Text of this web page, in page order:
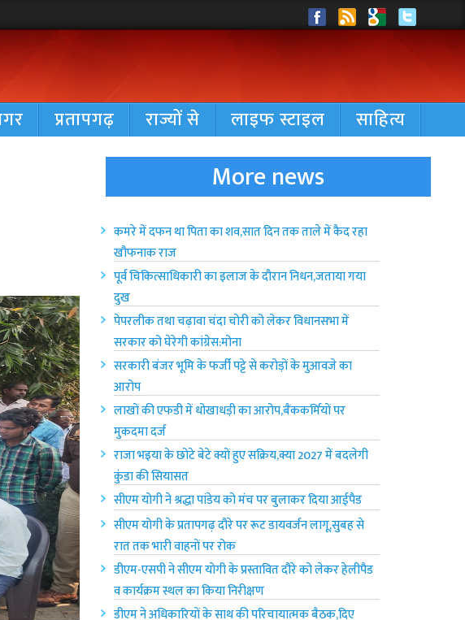
प्रतापगढ़ राज्यों से लाइफ स्टाइल साहित्य
More news
कमरे में दफन था पिता का शव,सात दिन तक ताले में कैद रहा
खौफनाक राज
पूर्व चिकित्साधिकारी का इलाज के दौरान निधन,जताया गया
दुख
पेपरलीक तथा चढ़ावा चंदा चोरी को लेकर विधानसभा में
सरकार को घेरेगी कांग्रेस:मोना
सरकारी बंजर भूमि के फर्जी पट्टे से करोड़ों के मुआवजे का
आरोप
लाखों की एफडी में धोखाधड़ी का आरोप,बैंककर्मियों पर
मुकदमा दर्ज
राजा भ‌इया के छोटे बेटे क्यों हुए सक्रिय,क्या 2027 में बदलेगी
कुंडा की सियासत
सीएम योगी ने श्रद्धा पांडेय को मंच पर बुलाकर दिया आईपैड
सीएम योगी के प्रतापगढ़ दौरे पर रूट डायवर्जन लागू,सुबह से
रात तक भारी वाहनों पर रोक
डीएम-एसपी ने सीएम योगी के प्रस्तावित दौरे को लेकर हेलीपैड
व कार्यक्रम स्थल का किया निरीक्षण
डीएम ने अधिकारियों के साथ की परिचायात्मक बैठक,दिए